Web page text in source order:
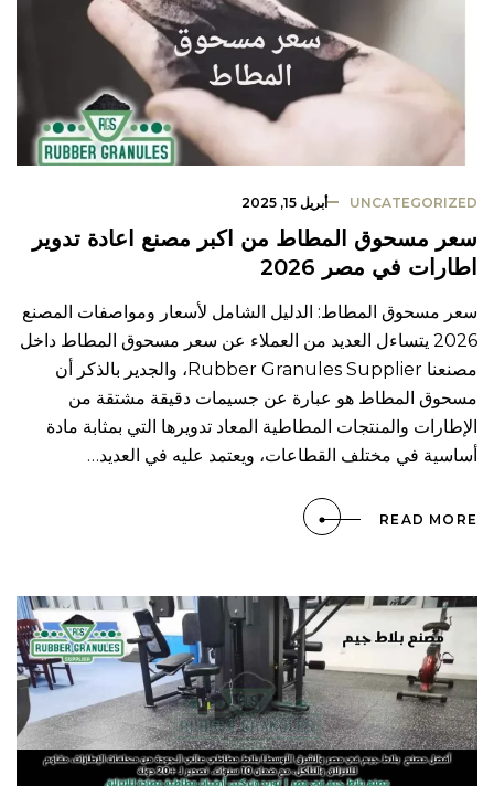
UNCATEGORIZED أبريل 15, 2025
سعر مسحوق المطاط من اكبر مصنع اعادة تدوير
اطارات في مصر 2026
سعر مسحوق المطاط: الدليل الشامل لأسعار ومواصفات المصنع
2026 يتساءل العديد من العملاء عن سعر مسحوق المطاط داخل
مصنعنا Rubber Granules Supplier، والجدير بالذكر أن
مسحوق المطاط هو عبارة عن جسيمات دقيقة مشتقة من
الإطارات والمنتجات المطاطية المعاد تدويرها التي بمثابة مادة
أساسية في مختلف القطاعات، ويعتمد عليه في العديد…
READ MORE